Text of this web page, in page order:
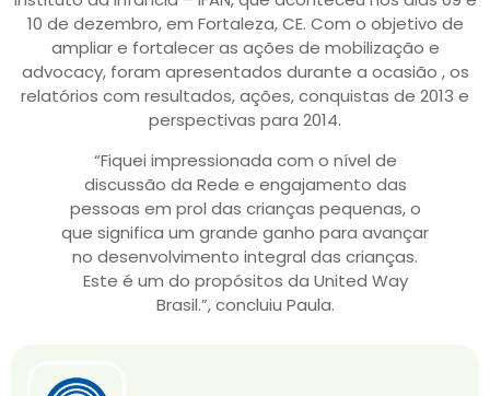
10 de dezembro, em Fortaleza, CE. Com o objetivo de
ampliar e fortalecer as ações de mobilização e
advocacy, foram apresentados durante a ocasião , os
relatórios com resultados, ações, conquistas de 2013 e
perspectivas para 2014.
“Fiquei impressionada com o nível de
discussão da Rede e engajamento das
pessoas em prol das crianças pequenas, o
que significa um grande ganho para avançar
no desenvolvimento integral das crianças.
Este é um do propósitos da United Way
Brasil.”, concluiu Paula.